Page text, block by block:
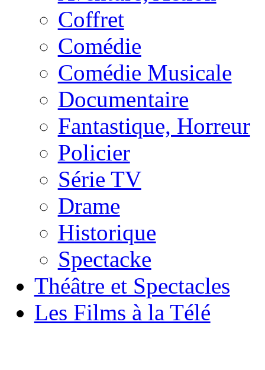
Coffret
Comédie
Comédie Musicale
Documentaire
Fantastique, Horreur
Policier
Série TV
Drame
Historique
Spectacke
Théâtre et Spectacles
Les Films à la Télé